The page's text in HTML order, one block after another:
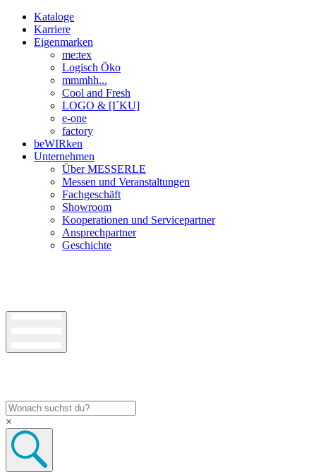
Kataloge
Karriere
Eigenmarken
me:tex
Logisch Öko
mmmhh...
Cool and Fresh
LOGO & [I´KU]
e-one
factory
beWIRken
Unternehmen
Über MESSERLE
Messen und Veranstaltungen
Fachgeschäft
Showroom
Kooperationen und Servicepartner
Ansprechpartner
Geschichte
×